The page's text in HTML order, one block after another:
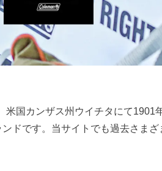
米国カンザス州ウイチタにて1901
ドです。当サイトでも過去さま